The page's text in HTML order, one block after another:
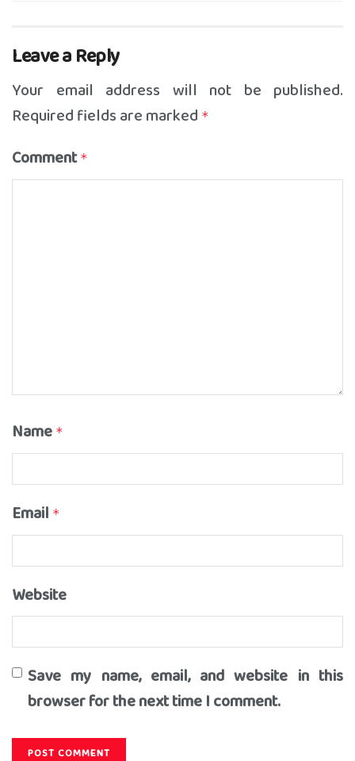
Leave a Reply
Your email address will not be published.
Required fields are marked *
Comment *
Name *
Email *
Website
Save my name, email, and website in this
browser for the next time I comment.